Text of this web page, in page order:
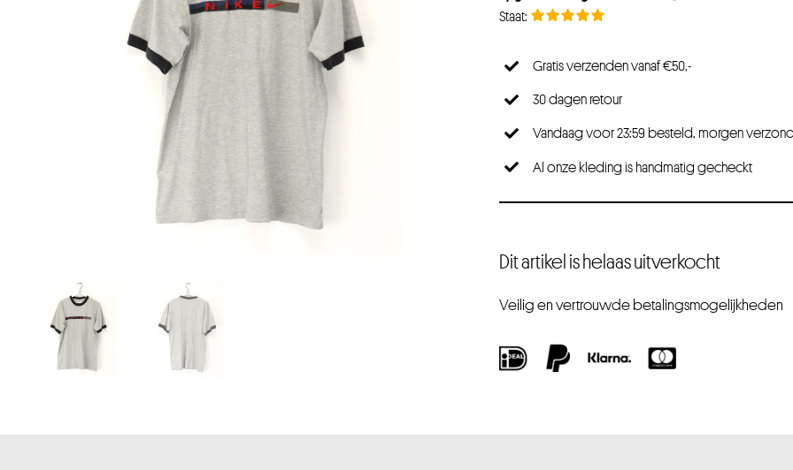
Gratis verzenden vanaf €50,-
30 dagen retour
Vandaag voor 23:59 besteld, morgen
Al onze kleding is handmatig gecheckt
Dit artikel is helaas uitverkocht
Veilig en vertrouwde betalingsmogelijkheden